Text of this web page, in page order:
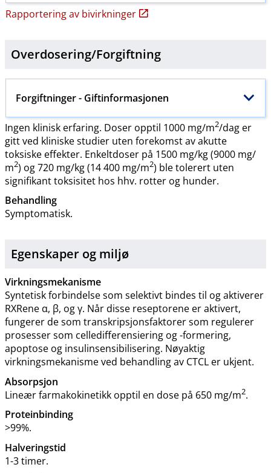
Rapportering av bivirkninger
Overdosering​/​Forgiftning
Forgiftninger- Giftinformasjonen
Ingen klinisk erfaring. Doser opptil 1000 mg​/​m2/dag er
gitt ved kliniske studier uten forekomst av akutte
toksiske effekter. Enkeltdoser på 1500 mg/kg (9000 mg​/​
m2) og 720 mg/kg (14 400 mg​/​m2) ble tolerert uten
signifikant toksisitet hos hhv. rotter og hunder.
Behandling
Symptomatisk.
Egenskaper og miljø
Virkningsmekanisme
Syntetisk forbindelse som selektivt bindes til og aktiverer
RXRene α, β, og γ. Når disse reseptorene er aktivert,
fungerer de som transkripsjonsfaktorer som regulerer
prosesser som celledifferensiering og -formering,
apoptose og insulinsensibilisering. Nøyaktig
virkningsmekanisme ved behandling av CTCL er ukjent.
Absorpsjon
Lineær farmakokinetikk opptil en dose på 650 mg​/​m2.
Proteinbinding
>99%.
Halveringstid
1-3 timer.